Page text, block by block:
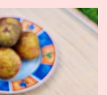
kísérletezgetünk
már volt, csak éppen
sajmeggy házi bor –
volt a cél, mert sem
savanyú borokat,
a mostani házi